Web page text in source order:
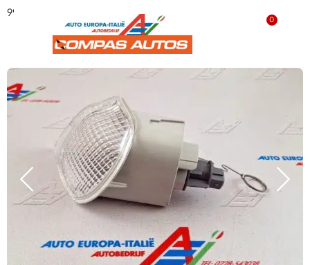
0
9946767 Richtingaanwijzer unit